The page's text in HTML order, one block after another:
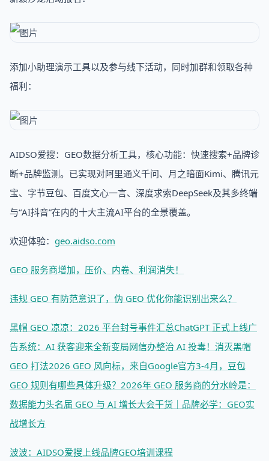
添加小助理演示工具以及参与线下活动，同时加群和领取各种
福利：
AIDSO爱搜：GEO数据分析工具，核心功能：快速搜索+品牌诊
断+品牌监测。已实现对阿里通义千问、月之暗面Kimi、腾讯元
宝、字节豆包、百度文心一言、深度求索DeepSeek及其多终端
与“AI抖音”在内的十大主流AI平台的全景覆盖。
欢迎体验： geo.aidso.com
GEO 服务商增加，压价、内卷、利润消失！
违规 GEO 有防范意识了，伪 GEO 优化你能识别出来么？
黑帽 GEO 凉凉：2026 平台封号事件汇总ChatGPT 正式上线广
告系统：AI 获客迎来全新变局网信办整治 AI 投毒！消灭黑帽
GEO 打法2026 GEO 风向标，来自Google官方3-4月，豆包
GEO 规则有哪些具体升级？ 2026年 GEO 服务商的分水岭是：
数据能力头名届 GEO 与 AI 增长大会干货｜品牌必学：GEO实
战增长方
波波：AIDSO爱搜上线品牌GEO培训课程